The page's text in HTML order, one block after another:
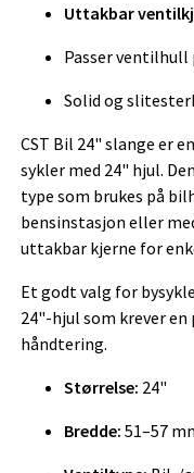
Uttakbar
Passer ventilhull
Solid og
CST Bil 24" slange er
sykler med 24" hjul.
type som brukes på
bensinstasjon eller
uttakbar kjerne for
Et godt valg for
24"-hjul som krever
håndtering.
Størrelse: 24"
Bredde: 51–57